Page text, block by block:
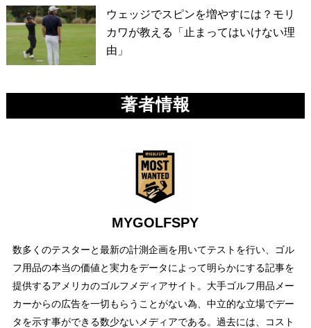
ウェッジでスピンを増やすには？モリ
カワが教える「止まってはいけない理
由」
著者情報
MYGOLFSPY
数多くのテスターと最新の計測企画を用いてテストを行い、ゴル
フ用品の本当の価値と実力をデータによって明らかにする記事を
提供するアメリカのゴルフメディアサイト。大手ゴルフ用品メー
カーからの広告を一切もらうことがない為、中立的な立場でデー
タを示す事ができる数少ないメディアである。過去には、コスト